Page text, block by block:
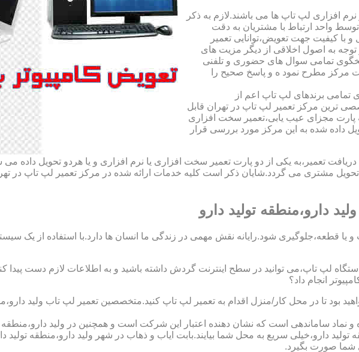
افزاری لپ تاپ ها می باشند.لازم به ذکر
واحد ارتباط با مشتریان به دقت
کیفیت جهت تعویض،توانایی تعمیر
توجه به اصول اخلاقی از دیگر مزیت های
تمامی سوال های حضوری و تلفنی
مرکز مطرح نمود ه و پاسخ صحیح را
برندهای لپ تاپ اعم از
ترین مرکز تعمیر لپ تاپ در تهران قابل
مجزای عیب یابی،تعمیر سخت افزاری
داده شده به این مرکز مورد بررسی قرار
تعمیر،به یکی از دو پارت تعمیر سخت افزاری یا نرم افزاری و یا هردو تحویل داده می
مشتری می گردد.شایان ذکر است کلیه خدمات ارائه شده در مرکز تعمیر لپ تاپ در
دارو،منطقه تولید دارو
قطعه،جلوگیری شود.رایانه نقش مهمی در زندگی ما انسان ها دارد.با استفاده از یک سیستم
دستگاه لپ تاپ،می توانید در سطح اینترنت گردش داشته باشید و به اطلاعات لازم دست پیدا
انجام داد؟
بود تا در محل کار/منزل اقدام به تعمیر لپ تاپ کنید.متخصصین تعمیر لپ تاب ولید
دارو،خیلی سریع به محل شما بیایند.بابت ایاب و ذهاب در شهر ولید دارو،منطقه تولید
شما صورت بگیرد.